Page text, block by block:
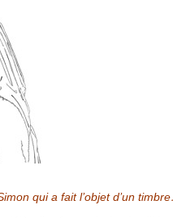
qui a fait l’objet d’un